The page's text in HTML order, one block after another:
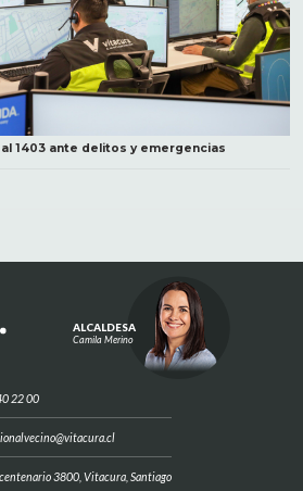
1403 ante delitos y emergencias
22 00
3800, Vitacura, Santiago
ALCALDESA
Camila Merino